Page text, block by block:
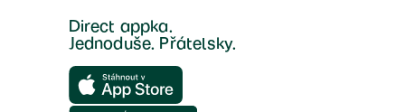
Direct appka.
Jednoduše. Přátelsky.